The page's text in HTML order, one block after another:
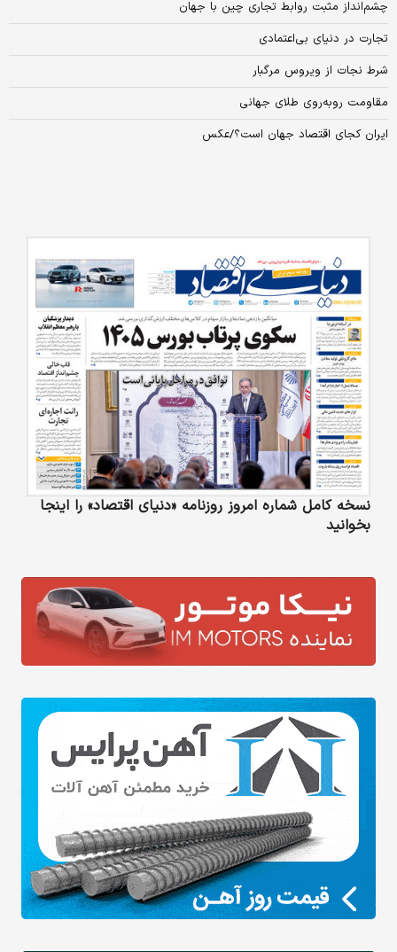
چشم‌انداز مثبت روابط تجاری چین با جهان
تجارت در دنیای بی‌اعتمادی
شرط نجات از ویروس مرگبار
مقاومت روبه‌روی طلای جهانی
ایران کجای اقتصاد جهان است؟/عکس
نسخه کامل شماره امروز روزنامه «دنیای‌ اقتصاد» را اینجا
بخوانید